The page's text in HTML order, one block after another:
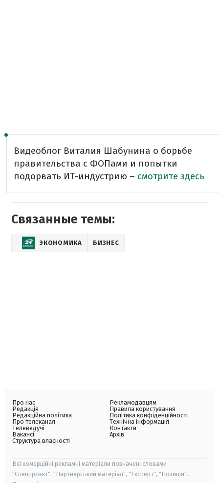
Видеоблог Виталия Шабунина о борьбе
правительства с ФОПами и попытки
подорвать ИТ-индустрию – смотрите здесь
Связанные темы:
ЭКОНОМИКА БИЗНЕС
Про нас
Редакція
Редакційна політика
Про телеканал
Телеведучі
Вакансії
Структура власності
Рекламодавцям
Правила користування
Політика конфіденційності
Технічна інформація
Контакти
Архів
Всі комерційні рекламні матеріали позначені словами
"Спецпроєкт", "Партнерський матеріал", "Експерт", "Позиція".